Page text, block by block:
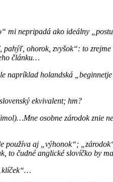
mi nepripadá ako ideálny
ohorok, zvyšok“: to
článku…
napríklad holandská
ekvivalent; hm?
osobne zárodok znie
používa aj „výhonok“;
to čudné anglické slovíčko by